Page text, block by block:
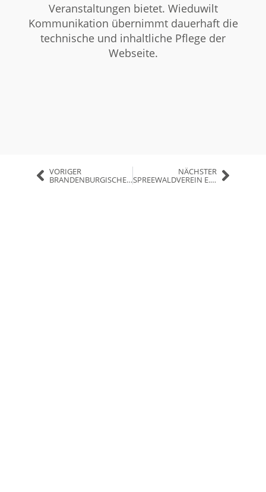
Veranstaltungen bietet. Wieduwilt
Kommunikation übernimmt dauerhaft die
technische und inhaltliche Pflege der
Webseite.
VORIGER
BRANDENBURGISCHER KURORTE- UND BÄDERVERBAND
NÄCHSTER
SPREEWALDVEREIN E.V.